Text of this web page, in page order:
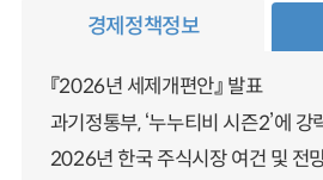
경제정책정보
『2026년 세제개편안』 발표
과기정통부, ‘누누티비 시즌2’에 강
2026년 한국 주식시장 여건 및 전